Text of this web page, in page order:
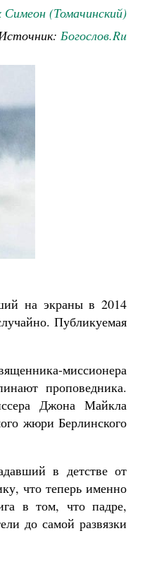
Симеон (Томачинский)
Богослов.Ru
на экраны в 2014
Публикуемая
миссионера
проповедника.
Джона Майкла
жюри Берлинского
в детстве от
что теперь именно
в том, что падре,
до самой развязки
Георгий Победоносец. Научись у